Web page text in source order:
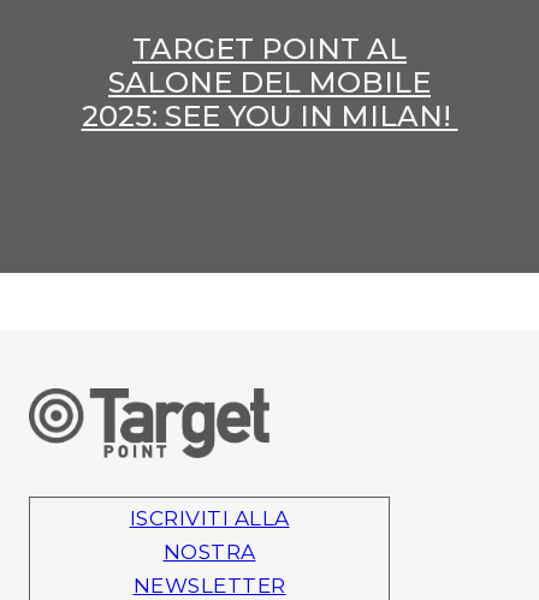
TARGET POINT AL
SALONE DEL MOBILE
2025: SEE YOU IN MILAN!
ISCRIVITI ALLA
NOSTRA
NEWSLETTER